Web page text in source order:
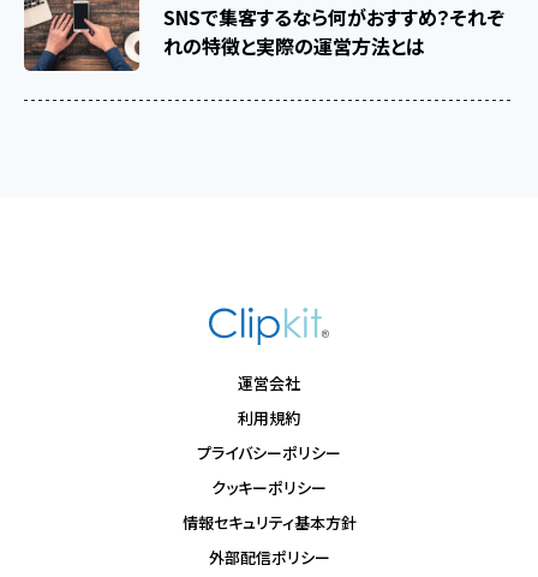
SNSで集客するなら何がおすすめ？それぞ
れの特徴と実際の運営方法とは
運営会社
利用規約
プライバシーポリシー
クッキーポリシー
情報セキュリティ基本方針
外部配信ポリシー